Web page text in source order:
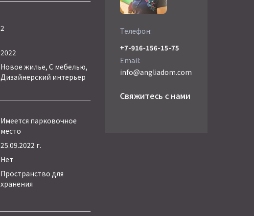
2
2022
Новое жилье, С мебелью,
Дизайнерский интерьер
Имеется парковочное
место
25.09.2022 г.
Нет
Пространство для
хранения
Телефон:
+7-916-156-15-75
Email:
info@angliadom.com
Свяжитесь с нами